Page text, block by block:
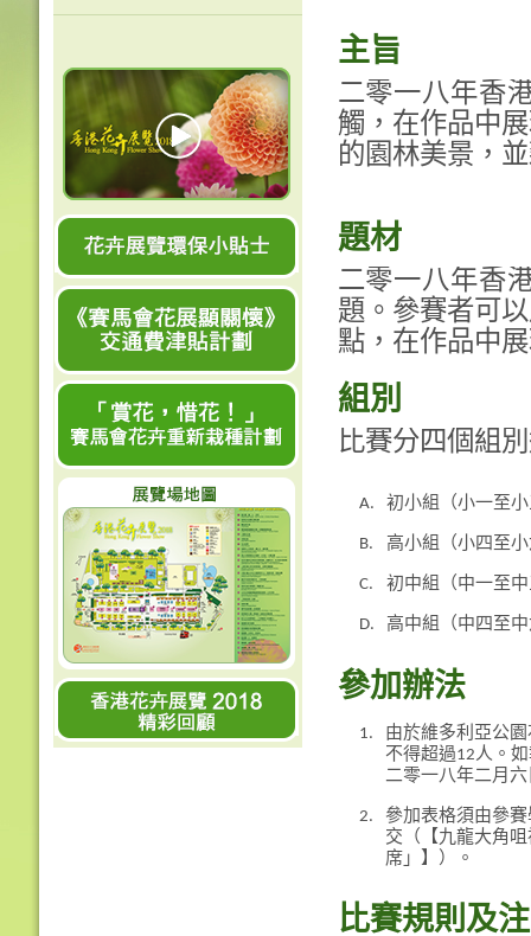
主旨
二零一八年香
觸，在作品中
的園林美景，
題材
二零一八年香
題。參賽者可
點，在作品中
組別
比賽分四個組
A. 初小組（小一至
B. 高小組（小四至
C. 初中組（中一至
D. 高中組（中四至
參加辦法
1.
由於維多利亞公
不得超過12人。
二零一八年二月
2.
參加表格須由參
交（【九龍大角
席」】）。
比賽規則及